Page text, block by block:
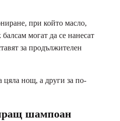
при който масло,
могат да се нанесат
за продължителен
цяла нощ, а други за по-
шампоан